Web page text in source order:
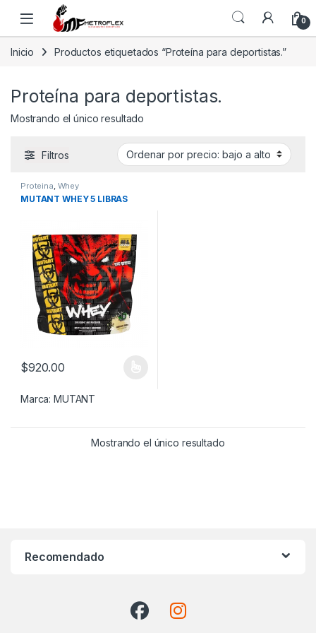
Saltar a la navegación
Saltar al contenido
0
Inicio Productos etiquetados “Proteína para deportistas.”
Proteína para deportistas.
Mostrando el único resultado
Filtros
Proteina, Whey
MUTANT WHEY 5 LIBRAS
$920.00
Este producto tiene múltiples variantes. Las opciones se
Marca:MUTANT
Mostrando el único resultado
Recomendado